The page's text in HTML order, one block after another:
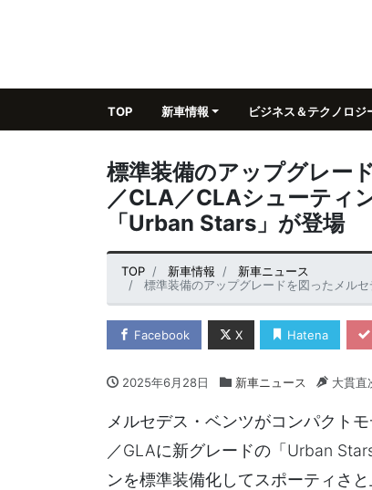
TOP 新車情報 ビジネス＆テクノロジ
標準装備のアップグレー
／CLA／CLAシューティ
「Urban Stars」が登場
TOP 新車情報
新車ニュース
標準装備のアップグレードを図ったメルセデス・ベ
Facebook X Hatena
2025年6月28日 新車ニュース 大貫直
メルセデス・ベンツがコンパクト
／GLAに新グレードの「Urban
ンを標準装備化してスポーティさ